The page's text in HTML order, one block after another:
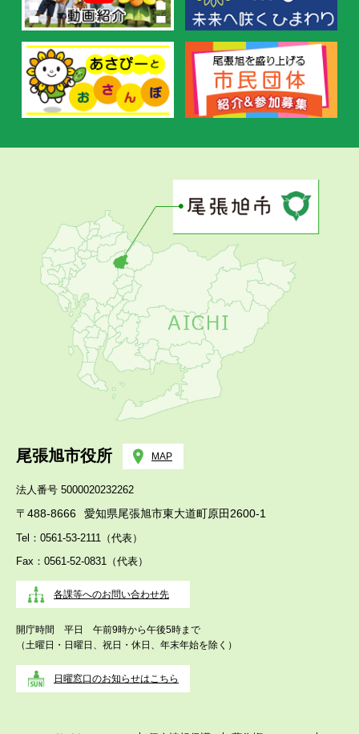
尾張旭市役所 MAP
法人番号 5000020232262
〒488-8666 愛知県尾張旭市東大道町原田2600-1
Tel：0561-53-2111（代表）
Fax：0561-52-0831（代表）
各課等へのお問い合わせ先
開庁時間 平日 午前9時から午後5時まで
（土曜日・日曜日、祝日・休日、年末年始を除く）
日曜窓口のお知らせはこちら